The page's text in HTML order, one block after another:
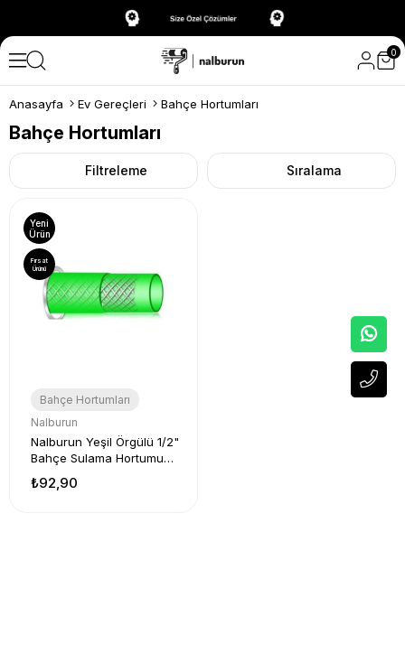
0
Anasayfa Ev Gereçleri Bahçe Hortumları
Bahçe Hortumları
Filtreleme Sıralama
Bahçe Hortumları
Nalburun
Nalburun Yeşil Örgülü 1/2"
Bahçe Sulama Hortumu
₺92,90
Yeni
Ürün
Fırsat
Ürünü